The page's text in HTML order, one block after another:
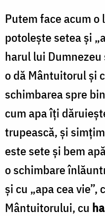
Putem face acum
potolește setea și
harul lui
o dă Mântuitorul și
schimbarea spre
cum apa îți
trupească, și
este sete și bem
o schimbare
și cu „apa cea vie”,
Mântuitorului, cu